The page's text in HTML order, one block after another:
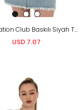
The Vacation Club Baskılı Siyah T-Shirt
USD 7.07